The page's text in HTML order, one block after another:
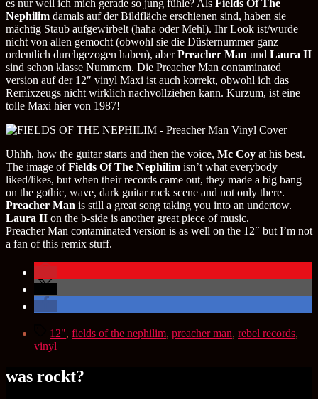
Man
–
Rebel
Records
es nur weil ich mich gerade so jung fühle? Als Fields Of The
Nephilim damals auf der Bildfläche erschienen sind, haben sie
mächtig Staub aufgewirbelt (haha oder Mehl). Ihr Look ist/wurde
nicht von allen gemocht (obwohl sie die Düsternummer ganz
ordentlich durchgezogen haben), aberPreacher Man und Laura II
sind schon klasse Nummern. Die Preacher Man contaminated
version auf der 12″ vinyl Maxi ist auch korrekt, obwohl ich das
Remixzeugs nicht wirklich nachvollziehen kann. Kurzum, ist eine
tolle Maxi hier von 1987!
Uhhh, how the guitar starts and then the voice, Mc Coy at his best.
The image ofFields Of The Nephilim isn’t what everybody
liked/likes, but when their records came out, they made a big bang
on the gothic, wave, dark guitar rock scene and not only there.
Preacher Man is still a great song taking you into an undertow.
Laura II on the b-side is another great piece of music.
Preacher Man contaminated version is as well on the 12″ but I’m not
a fan of this remix stuff.
Schlagwörter
12", fields of the nephilim, preacher man, rebel records,
vinyl
was rockt?